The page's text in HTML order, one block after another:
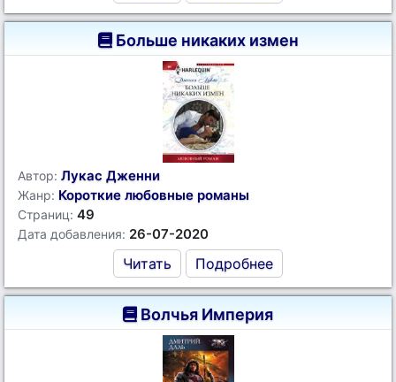
Больше никаких измен
Автор: Лукас Дженни
Жанр: Короткие любовные романы
Страниц: 49
Дата добавления: 26-07-2020
Читать Подробнее
Волчья Империя